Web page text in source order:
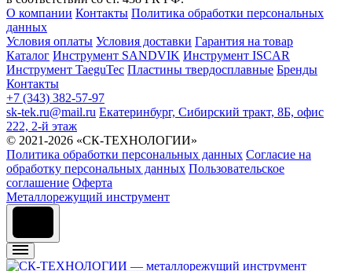
О компании Контакты Политика обработки персональных
данных
Условия оплаты Условия доставки Гарантия на товар
Каталог Инструмент SANDVIK Инструмент ISCAR
Инструмент TaeguTec Пластины твердосплавные Бренды
Контакты
+7 (343) 382-57-97
sk-tek.ru@mail.ru Екатеринбург, Сибирский тракт, 8Б, офис
222, 2-й этаж
© 2021-2026 «СК-ТЕХНОЛОГИИ»
Политика обработки персональных данных Согласие на
обработку персональных данных Пользовательское
соглашение Оферта
Металлорежущий инструмент